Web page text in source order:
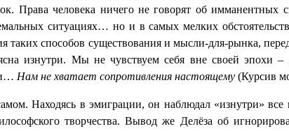
Права человека ничего не говорят об имманентных
ситуациях… но и в самых мелких
таких способов существования и мысли-для-рынка,
изнутри. Мы не чувствуем себя вне своей эпохи
Нам не хватает сопротивления настоящему (Курсив
Находясь в эмиграции, он наблюдал «изнутри» все
творчества. Вывод же Делёза об